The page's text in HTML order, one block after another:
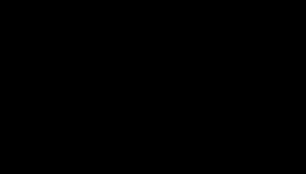
– всё супер! Быстро, удобно и очень качественно.
всем, кто ценит красивые вещи в интерьере!
– не страшно. Довольна, что обратилась сюда!